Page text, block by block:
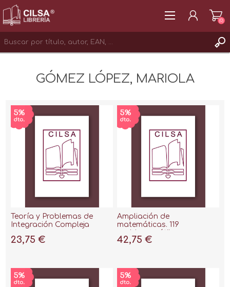
INICIAR SESIÓN
(0)
GÓMEZ LÓPEZ, MARIOLA
Teoría y Problemas de
Integración Compleja
23,75 €
Ampliación de
matemáticas. 119
42,75 €